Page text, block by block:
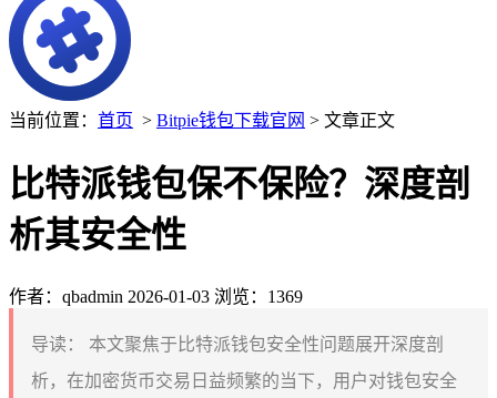
当前位置： 首页 > Bitpie钱包下载官网 > 文章正文
比特派钱包保不保险？深度剖
析其安全性
作者：qbadmin 2026-01-03 浏览：1369
导读：
本文聚焦于比特派钱包安全性问题展开深度剖
析，在加密货币交易日益频繁的当下，用户对钱包安全